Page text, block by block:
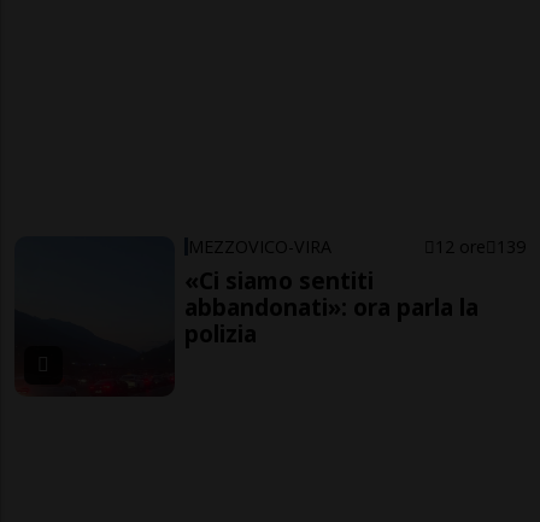
MEZZOVICO-VIRA 12 ore 139
«Ci siamo sentiti
abbandonati»: ora parla la
polizia